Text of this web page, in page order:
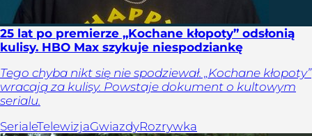
25 lat po premierze „Kochane kłopoty” odsłonią
kulisy. HBO Max szykuje niespodziankę
Tego chyba nikt się nie spodziewał. „Kochane kłopoty”
wracają za kulisy. Powstaje dokument o kultowym
serialu.
SerialeTelewizjaGwiazdyRozrywka